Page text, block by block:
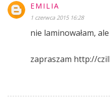
EMILIA
1 czerwca 2015 16:28
nie laminowałam,
zapraszam http://